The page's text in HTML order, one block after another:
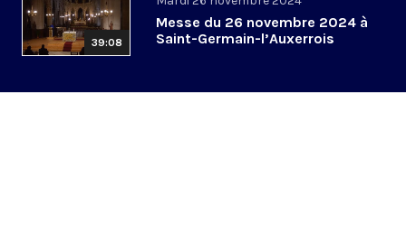
39:08
Messe du 26 novembre 2024 à
Saint-Germain-l’Auxerrois